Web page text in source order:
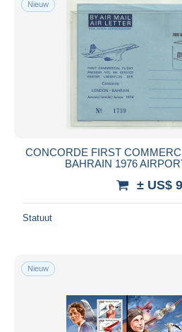
Gratis levering
PayPal
Bankoverschrijving
Visa
Mastercard
iDeal
Woonplaats van de verkoper
Nieuw
CONCORDE FIRST
BAHRAIN 1976
± US$
Statuut
Nieuw